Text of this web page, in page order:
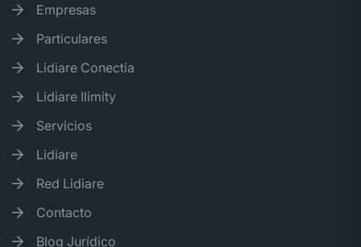
Empresas
Particulares
Lidiare Conectia
Lidiare Ilimity
Servicios
Lidiare
Red Lidiare
Contacto
Blog Jurídico